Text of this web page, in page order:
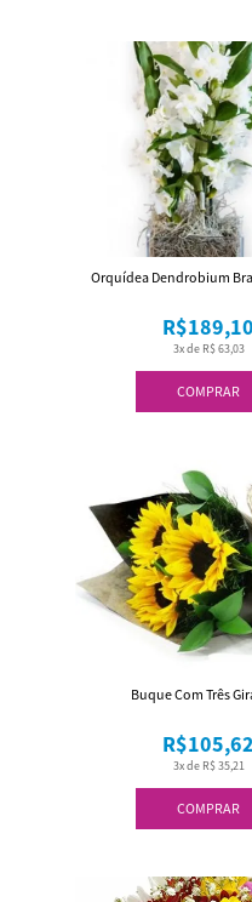
COMPRAR
3x de R$ 63,03
R$189,10
Orquídea Dendrobium
COMPRAR
3x de R$ 35,21
R$105,62
Buque Com